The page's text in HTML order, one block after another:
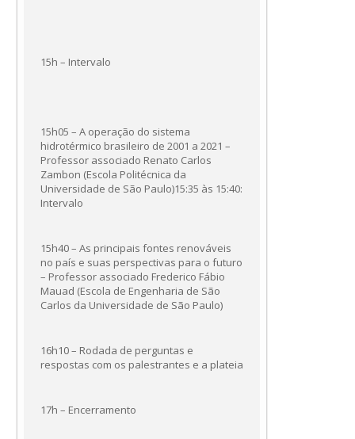
15h – Intervalo
15h05 – A operação do sistema
hidrotérmico brasileiro de 2001 a 2021 –
Professor associado Renato Carlos
Zambon (Escola Politécnica da
Universidade de São Paulo)15:35 às 15:40:
Intervalo
15h40 – As principais fontes renováveis
no país e suas perspectivas para o futuro
– Professor associado Frederico Fábio
Mauad (Escola de Engenharia de São
Carlos da Universidade de São Paulo)
16h10 – Rodada de perguntas e
respostas com os palestrantes e a plateia
17h – Encerramento